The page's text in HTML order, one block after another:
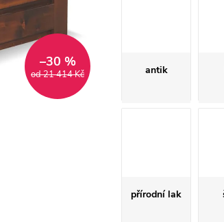
od 21 414 Kč
–30 %
antik
přírodní lak